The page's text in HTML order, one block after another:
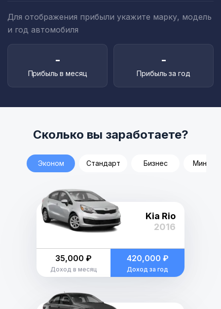
Для отображения прибыли укажите марку, модель
и год автомобиля
-
Прибыль в месяц
-
Прибыль за год
Сколько вы заработаете?
Эконом Стандарт Бизнес
Kia Rio
2016
35,000 ₽
Доход в месяц
420,000 ₽
Доход за год